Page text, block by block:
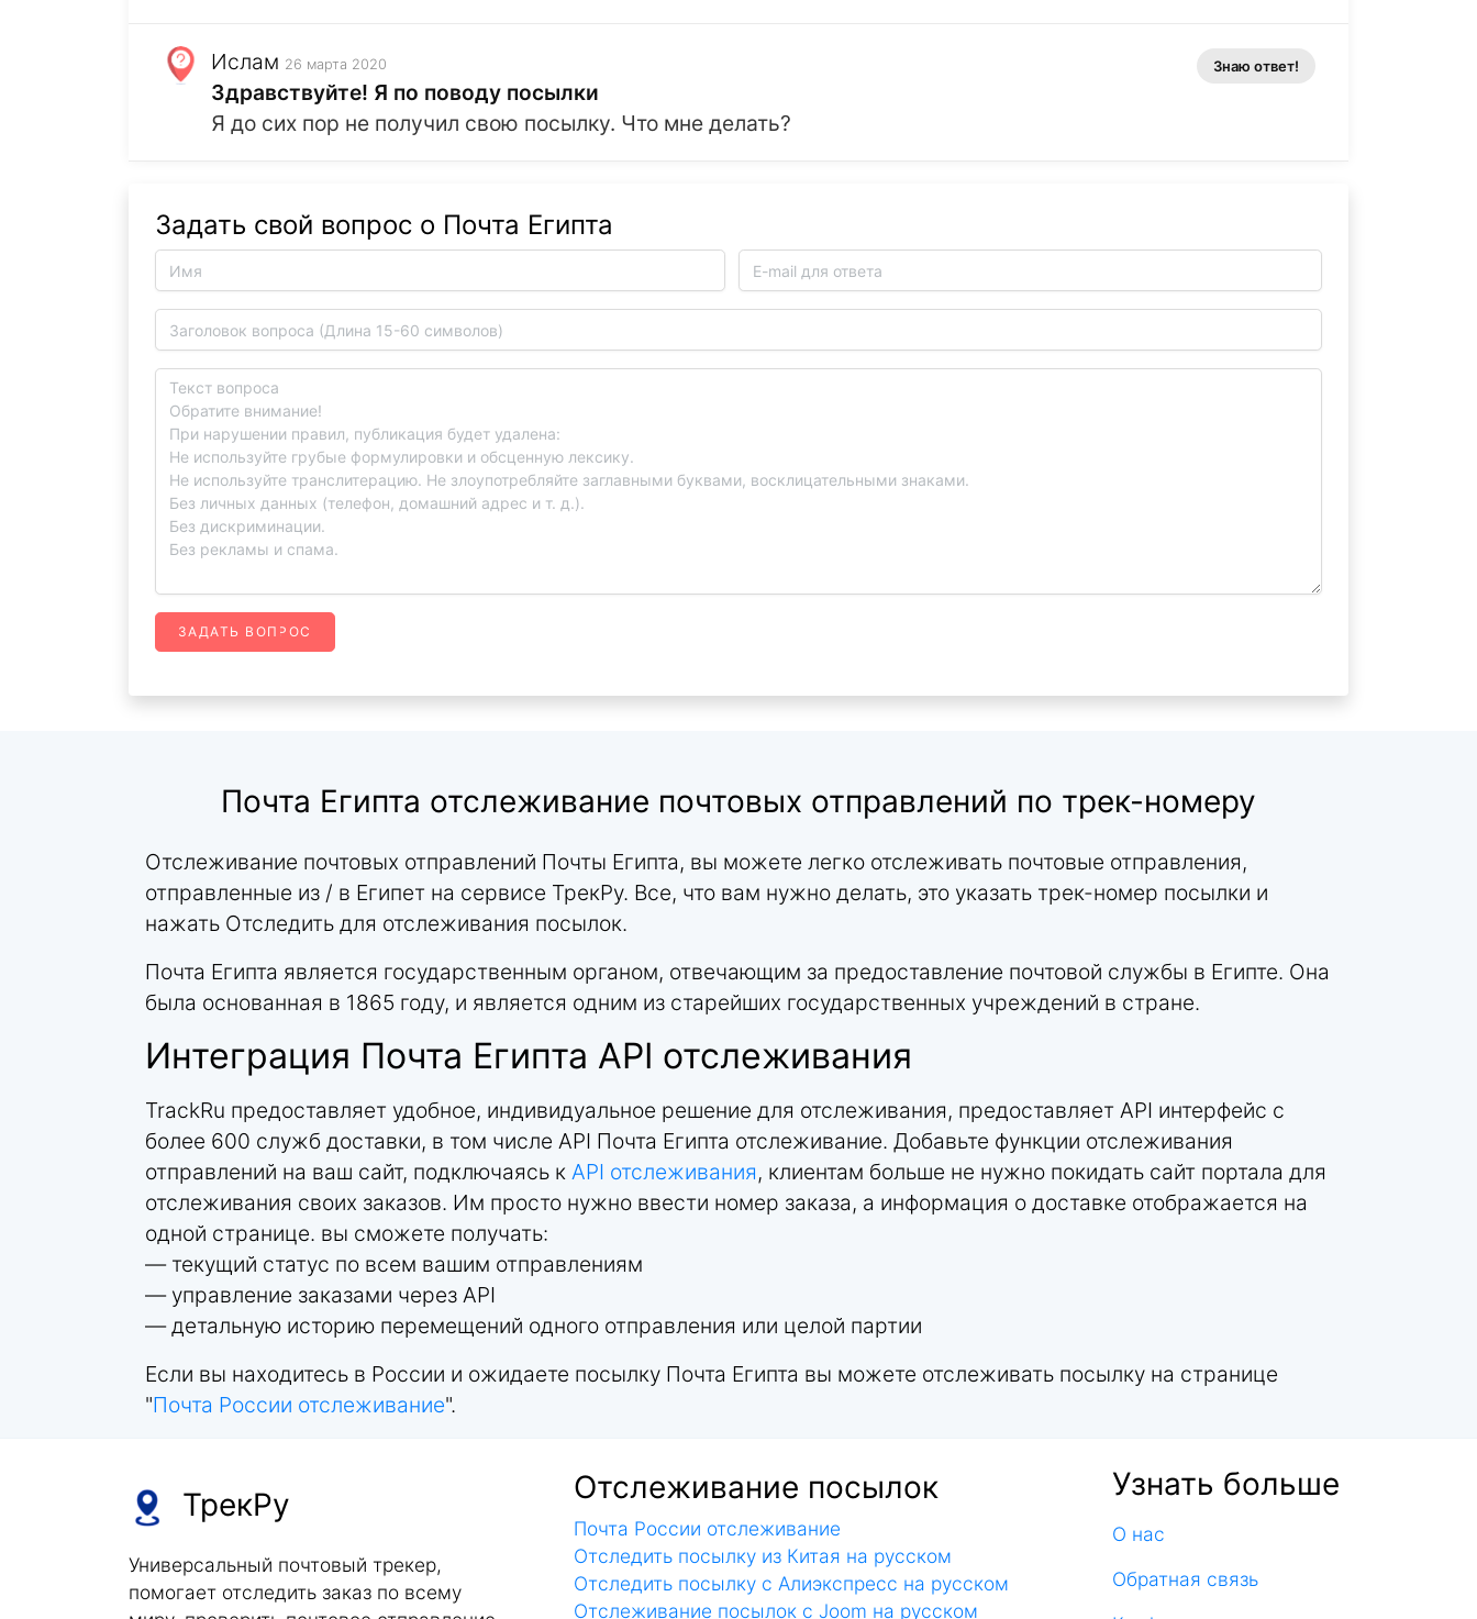
Ислам 26 марта 2020
Здравствуйте! Я по поводу посылки
Я до сих пор не получил свою посылку. Что мне делать?
Знаю ответ!
Задать свой вопрос о Почта Египта
ЗАДАТЬ ВОПРОС
Почта Египта отслеживание почтовых отправлений по трек-номеру
Отслеживание почтовых отправлений Почты Египта, вы можете легко отслеживать почтовые отправления,
отправленные из / в Египет на сервисе ТрекРу. Все, что вам нужно делать, это указать трек-номер посылки и
нажать Отследить для отслеживания посылок.
Почта Египта является государственным органом, отвечающим за предоставление почтовой службы в Египте. Она
была основанная в 1865 году, и является одним из старейших государственных учреждений в стране.
Интеграция Почта Египта API отслеживания
TrackRu предоставляет удобное, индивидуальное решение для отслеживания, предоставляет API интерфейс с
более 600 служб доставки, в том числе API Почта Египта отслеживание. Добавьте функции отслеживания
отправлений на ваш сайт, подключаясь к API отслеживания, клиентам больше не нужно покидать сайт портала для
отслеживания своих заказов. Им просто нужно ввести номер заказа, а информация о доставке отображается на
одной странице. вы сможете получать:
— текущий статус по всем вашим отправлениям
— управление заказами через API
— детальную историю перемещений одного отправления или целой партии
Если вы находитесь в России и ожидаете посылку Почта Египта вы можете отслеживать посылку на странице
"Почта России отслеживание".
ТрекРу
Универсальный почтовый трекер,
помогает отследить заказ по всему
Отслеживание посылок
Почта России отслеживание
Отследить посылку из Китая на русском
Отследить посылку с Алиэкспресс на русском
Отслеживание посылок с Joom на русском
Узнать больше
О нас
Обратная связь